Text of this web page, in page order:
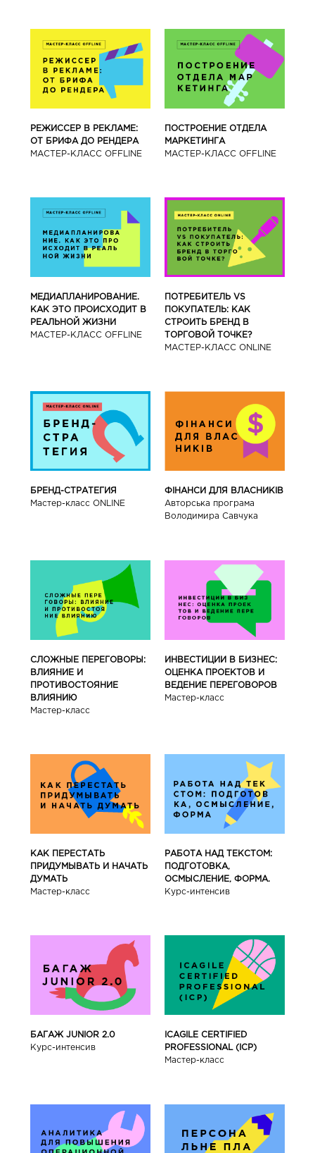
РЕЖИССЕР В РЕКЛАМЕ:
ОТ БРИФА ДО РЕНДЕРА
МАСТЕР-КЛАСС OFFLINE
ПОСТРОЕНИЕ ОТДЕЛА
МАРКЕТИНГА
МАСТЕР-КЛАСС OFFLINE
МЕДИАПЛАНИРОВАНИЕ.
КАК ЭТО ПРОИСХОДИТ В
РЕАЛЬНОЙ ЖИЗНИ
МАСТЕР-КЛАСС OFFLINE
ПОТРЕБИТЕЛЬ VS
ПОКУПАТЕЛЬ: КАК
СТРОИТЬ БРЕНД В
ТОРГОВОЙ ТОЧКЕ?
МАСТЕР-КЛАСС ONLINE
БРЕНД-СТРАТЕГИЯ
Мастер-класс ONLINE
ФІНАНСИ ДЛЯ ВЛАСНИКІВ
Авторська програма
Володимира Савчука
СЛОЖНЫЕ ПЕРЕГОВОРЫ:
ВЛИЯНИЕ И
ПРОТИВОСТОЯНИЕ
ВЛИЯНИЮ
Мастер-класс
ИНВЕСТИЦИИ В БИЗНЕС:
ОЦЕНКА ПРОЕКТОВ И
ВЕДЕНИЕ ПЕРЕГОВОРОВ
Мастер-класс
КАК ПЕРЕСТАТЬ
ПРИДУМЫВАТЬ И НАЧАТЬ
ДУМАТЬ
Мастер-класс
РАБОТА НАД ТЕКСТОМ:
ПОДГОТОВКА,
ОСМЫСЛЕНИЕ, ФОРМА.
Курс-интенсив
БАГАЖ JUNIOR 2.0
Курс-интенсив
ICAGILE CERTIFIED
PROFESSIONAL (ICP)
Мастер-класс